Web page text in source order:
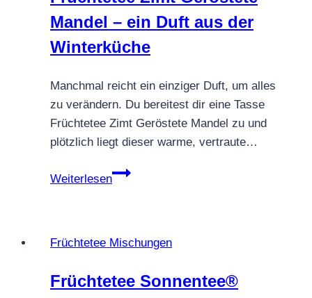
Mandel – ein Duft aus der
Winterküche
Manchmal reicht ein einziger Duft, um alles
zu verändern. Du bereitest dir eine Tasse
Früchtetee Zimt Geröstete Mandel zu und
plötzlich liegt dieser warme, vertraute…
Weiterlesen
Früchtetee
–
Duft
Früchtetee Mischungen
Früchtetee Sonnentee®